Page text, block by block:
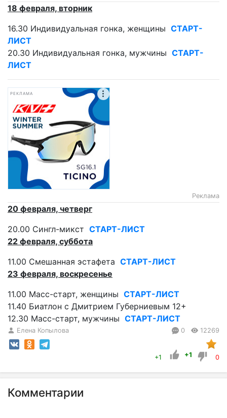
18 февраля, вторник
16.30 Индивидуальная гонка, женщины СТАРТ-
ЛИСТ
20.30 Индивидуальная гонка, мужчины СТАРТ-
ЛИСТ
РЕКЛАМА
Реклама
20 февраля, четверг
20.00 Сингл-микст СТАРТ-ЛИСТ
22 февраля, суббота
11.00 Смешанная эстафета СТАРТ-ЛИСТ
23 февраля, воскресенье
11.00 Масс-старт, женщины СТАРТ-ЛИСТ
11.40 Биатлон с Дмитрием Губерниевым 12+
12.30 Масс-старт, мужчины СТАРТ-ЛИСТ
Елена Копылова 0 12269
+1 +1 0
Комментарии